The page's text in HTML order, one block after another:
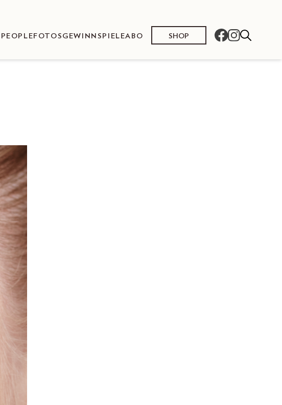
PEOPLE FOTOS GEWINNSPIELEABO SHOP